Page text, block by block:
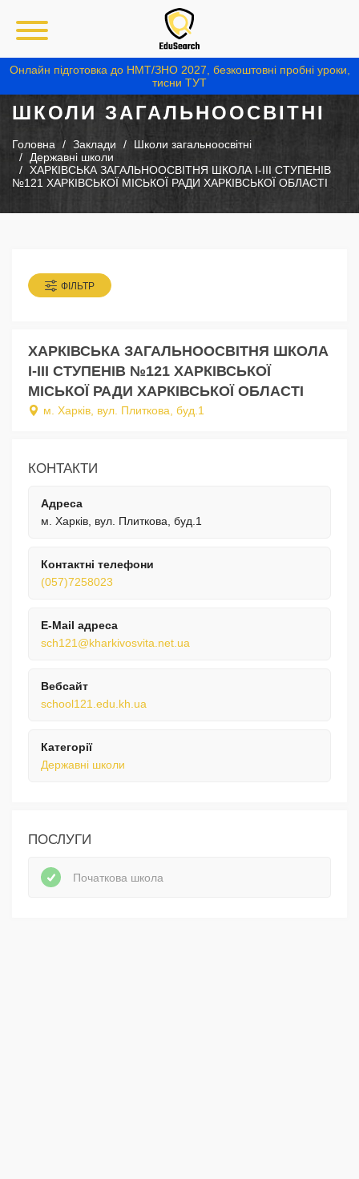
Онлайн підготовка до НМТ/ЗНО 2027, безкоштовні пробні уроки,
тисни ТУТ
ШКОЛИ ЗАГАЛЬНООСВІТНІ
Головна Заклади
Школи загальноосвітні
Державні школи
ХАРКІВСЬКА ЗАГАЛЬНООСВІТНЯ ШКОЛА І-ІІІ СТУПЕНІВ
№121 ХАРКІВСЬКОЇ МІСЬКОЇ РАДИ ХАРКІВСЬКОЇ ОБЛАСТІ
ФІЛЬТР
ХАРКІВСЬКА ЗАГАЛЬНООСВІТНЯ ШКОЛА
І-ІІІ СТУПЕНІВ №121 ХАРКІВСЬКОЇ
МІСЬКОЇ РАДИ ХАРКІВСЬКОЇ ОБЛАСТІ
м. Харків, вул. Плиткова, буд.1
КОНТАКТИ
Адреса
м. Харків, вул. Плиткова, буд.1
Контактні телефони
(057)7258023
E-Mail адреса
sch121@kharkivosvita.net.ua
Вебсайт
school121.edu.kh.ua
Категорії
Державні школи
ПОСЛУГИ
Початкова школа